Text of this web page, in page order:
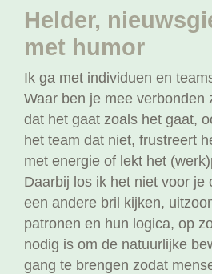
Helder,
met humor
Ik ga met individuen en
Waar ben je mee verbonden
dat het gaat zoals het gaat,
het team dat niet, frustreert
met energie of lekt het
Daarbij los ik het niet voor je
een andere bril kijken,
patronen en hun logica, op
nodig is om de natuurlijke
gang te brengen zodat